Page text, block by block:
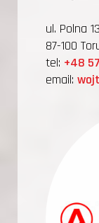
ul. Polna
87-100
tel: +48
email: